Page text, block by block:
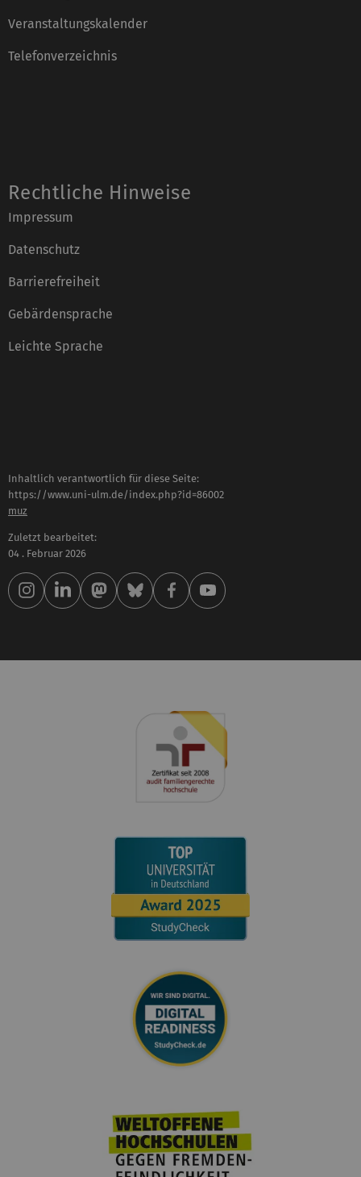
Veranstaltungskalender
Telefonverzeichnis
Rechtliche Hinweise
Impressum
Datenschutz
Barrierefreiheit
Gebärdensprache
Leichte Sprache
Inhaltlich verantwortlich für diese Seite:
https://www.uni-ulm.de/index.php?id=86002
muz
Zuletzt bearbeitet:
04 . Februar 2026